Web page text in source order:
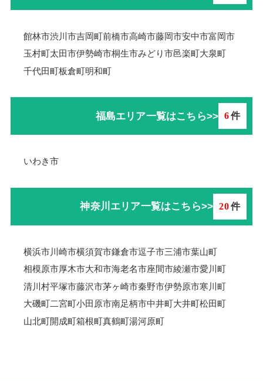
館林市渋川市吉岡町前橋市高崎市藤岡市安中市富岡市
玉村町太田市伊勢崎市桐生市みどり市邑楽町大泉町
千代田町板倉町明和町
福島エリア一覧はこちら>> 6件
いわき市
神奈川エリア一覧はこちら>> 20件
横浜市川崎市横須賀市鎌倉市逗子市三浦市葉山町
相模原市厚木市大和市海老名市座間市綾瀬市愛川町
清川村平塚市藤沢市茅ヶ崎市秦野市伊勢原市寒川町
大磯町二宮町小田原市南足柄市中井町大井町松田町
山北町開成町箱根町真鶴町湯河原町